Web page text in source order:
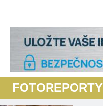
FOTOREPORTY